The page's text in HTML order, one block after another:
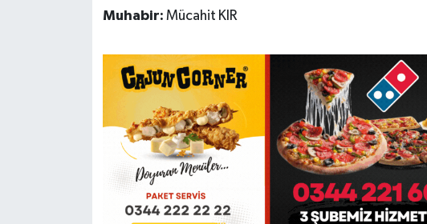
Muhabir: Mücahit KIR